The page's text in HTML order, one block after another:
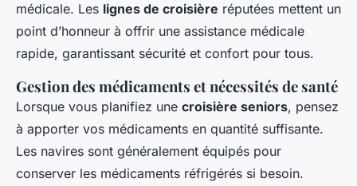
médicale. Les lignes de croisière réputées mettent un
point d’honneur à offrir une assistance médicale
rapide, garantissant sécurité et confort pour tous.
Gestion des médicaments et nécessités de santé
Lorsque vous planifiez une croisière seniors, pensez
à apporter vos médicaments en quantité suffisante.
Les navires sont généralement équipés pour
conserver les médicaments réfrigérés si besoin.